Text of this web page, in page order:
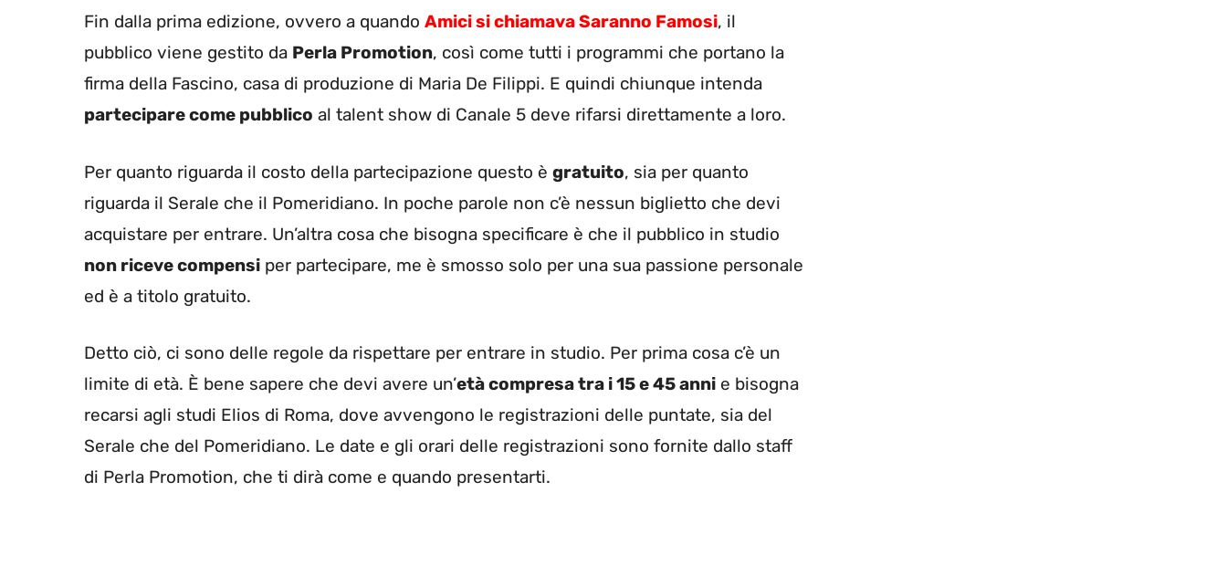
Fin dalla prima edizione, ovvero a quando Amici si chiamava Saranno Famosi, il
pubblico viene gestito da Perla Promotion, così come tutti i programmi che portano la
firma della Fascino, casa di produzione di Maria De Filippi. E quindi chiunque intenda
partecipare come pubblico al talent show di Canale 5 deve rifarsi direttamente a loro.
Per quanto riguarda il costo della partecipazione questo è gratuito, sia per quanto
riguarda il Serale che il Pomeridiano. In poche parole non c’è nessun biglietto che devi
acquistare per entrare. Un’altra cosa che bisogna specificare è che il pubblico in studio
non riceve compensi per partecipare, me è smosso solo per una sua passione personale
ed è a titolo gratuito.
Detto ciò, ci sono delle regole da rispettare per entrare in studio. Per prima cosa c’è un
limite di età. È bene sapere che devi avere un’età compresa tra i 15 e 45 anni e bisogna
recarsi agli studi Elios di Roma, dove avvengono le registrazioni delle puntate, sia del
Serale che del Pomeridiano. Le date e gli orari delle registrazioni sono fornite dallo staff
di Perla Promotion, che ti dirà come e quando presentarti.